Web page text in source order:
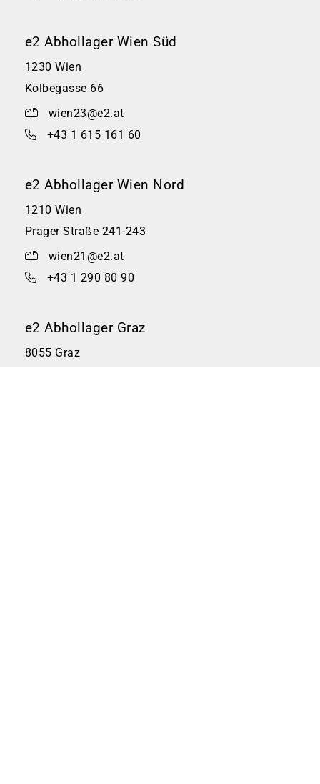
e2 Abhollager Wien Süd
1230 Wien
Kolbegasse 66
wien23@e2.at
+43 1 615 161 60
e2 Abhollager Wien Nord
1210 Wien
Prager Straße 241-243
wien21@e2.at
+43 1 290 80 90
e2 Abhollager Graz
8055 Graz